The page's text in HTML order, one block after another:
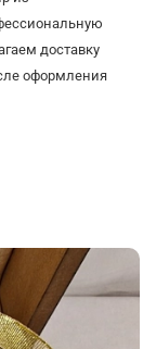
доставку
оформления